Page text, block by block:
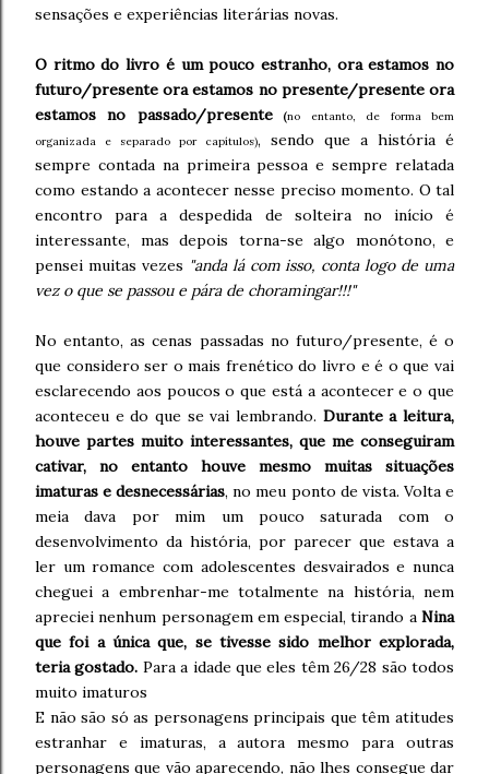
sensações e experiências literárias novas.
O ritmo do livro é um pouco estranho, ora estamos no
futuro/presente ora estamos no presente/presente ora
estamos no passado/presente(no entanto, de forma bem
organizada e separado por capítulos), sendo que a história é
sempre contada na primeira pessoa e sempre relatada
como estando a acontecer nesse preciso momento. O tal
encontro para a despedida de solteira no início é
interessante, mas depois torna-se algo monótono, e
pensei muitas vezes "anda lá com isso, conta logo de uma
vez o que se passou e pára de choramingar!!!"
No entanto, as cenas passadas no futuro/presente, é o
que considero ser o mais frenético do livro e é o que vai
esclarecendo aos poucos o que está a acontecer e o que
aconteceu e do que se vai lembrando. Durante a leitura,
houve partes muito interessantes, que me conseguiram
cativar, no entanto houve mesmo muitas situações
imaturas e desnecessárias, no meu ponto de vista. Volta e
meia dava por mim um pouco saturada com o
desenvolvimento da história, por parecer que estava a
ler um romance com adolescentes desvairados e nunca
cheguei a embrenhar-me totalmente na história, nem
apreciei nenhum personagem em especial, tirando a Nina
que foi a única que, se tivesse sido melhor explorada,
teria gostado. Para a idade que eles têm 26/28 são todos
muito imaturos
E não são só as personagens principais que têm atitudes
estranhar e imaturas, a autora mesmo para outras
personagens que vão aparecendo, não lhes consegue dar